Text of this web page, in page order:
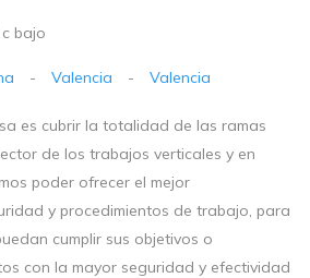
bajo
- Valencia - Valencia
es cubrir la totalidad de las ramas
de los trabajos verticales y en
poder ofrecer el mejor
y procedimientos de trabajo, para
cumplir sus objetivos o
con la mayor seguridad y efectividad